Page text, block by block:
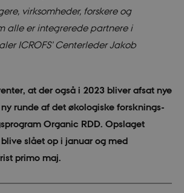
virksomheder, forskere og
alle er integrerede partnere i
ICROFS’ Centerleder Jakob
at der også i 2023 bliver afsat nye
runde af det økologiske forsknings-
Organic RDD. Opslaget
slået op i januar og med
primo maj.